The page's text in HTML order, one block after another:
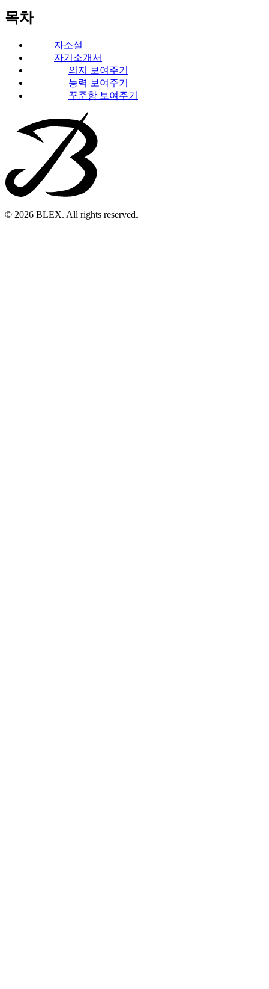
목차
자소설
자기소개서
의지 보여주기
능력 보여주기
꾸준함 보여주기
© 2026 BLEX. All rights reserved.